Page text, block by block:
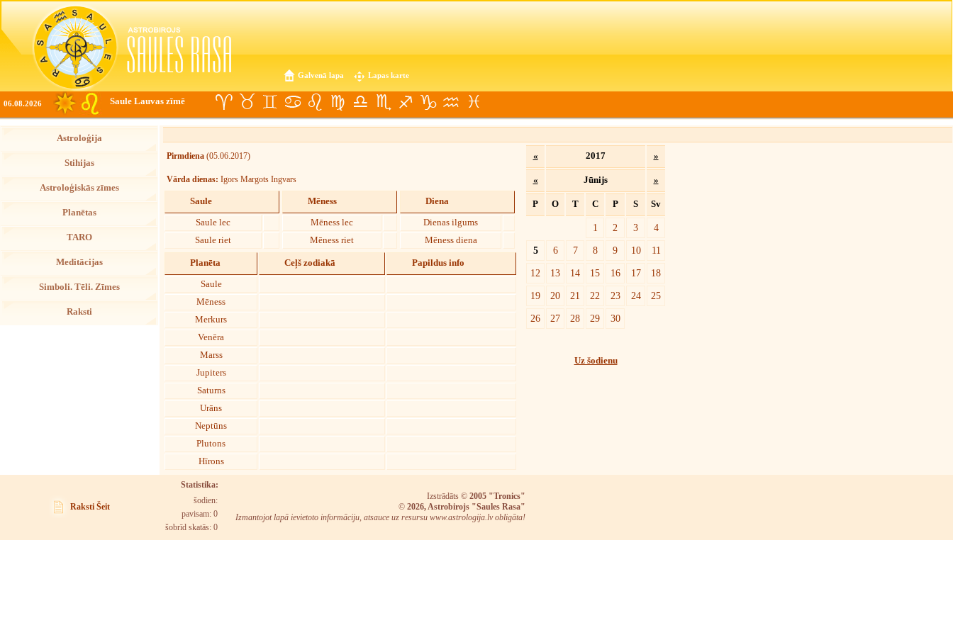
Galvenā lapa Lapas karte
06.08.2026 Saule Lauvas zīmē
Astroloģija
Stihijas
Astroloģiskās zīmes
Planētas
TARO
Meditācijas
Simboli. Tēli. Zīmes
Raksti
Pirmdiena (05.06.2017)
Vārda dienas: Igors Margots Ingvars
Saule
Saule lec
Saule riet
Mēness
Mēness lec
Mēness riet
Diena
Dienas ilgums
Mēness diena
Planēta Ceļš zodiakā Papildus info
Saule
Mēness
Merkurs
Venēra
Marss
Jupiters
Saturns
Urāns
Neptūns
Plutons
Hīrons
« 2017 »
« Jūnijs »
P O T C P S Sv
1 2 3
4
5
6 7 8 9 10
11
12
13 14 15 16 17
18
19
20 21 22 23 24
25
26
27 28 29 30
Uz šodienu
Raksti Šeit
Statistika:
šodien:
pavisam: 0
šobrīd skatās: 0
Izstrādāts © 2005 "Tronics"
© 2026, Astrobirojs "Saules Rasa"
Izmantojot lapā ievietoto informāciju, atsauce uz resursu www.astrologija.lv obligāta!